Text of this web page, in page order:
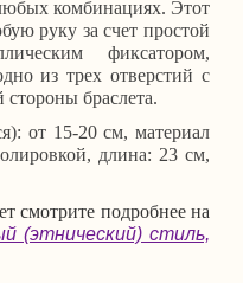
комбинациях. Этот
руку за счет простой
фиксатором,
из трех отверстий с
браслета.
от 15-20 см, материал
длина: 23 см,
смотрите подробнее на
(этнический) стиль,